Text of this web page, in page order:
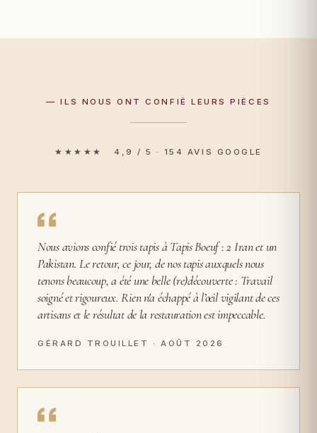
— ILS NOUS ONT CONFIÉ LEURS PIÈCES
★★★★★ 4,9 / 5 · 154 AVIS GOOGLE
Nous avions confié trois tapis à Tapis Boeuf : 2 Iran et un
Pakistan. Le retour, ce jour, de nos tapis auxquels nous
tenons beaucoup, a été une belle (re)découverte : Travail
soigné et rigoureux. Rien n'a échappé à l’œil vigilant de ces
artisans et le résultat de la restauration est impeccable.
GÉRARD TROUILLET · AOÛT 2026